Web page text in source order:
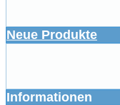
Neue Produkte
Informationen